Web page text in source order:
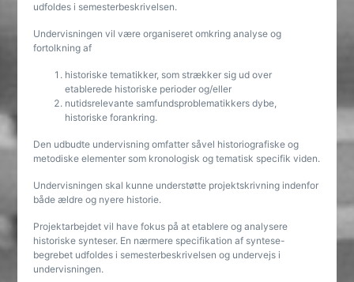
udfoldes i semesterbeskrivelsen.
Undervisningen vil være organiseret omkring analyse og
fortolkning af
historiske tematikker, som strækker sig ud over
etablerede historiske perioder og/eller
nutidsrelevante samfundsproblematikkers dybe,
historiske forankring.
Den udbudte undervisning omfatter såvel historiografiske og
metodiske elementer som kronologisk og tematisk specifik viden.
Undervisningen skal kunne understøtte projektskrivning indenfor
både ældre og nyere historie.
Projektarbejdet vil have fokus på at etablere og analysere
historiske synteser. En nærmere specifikation af syntese-
begrebet udfoldes i semesterbeskrivelsen og undervejs i
undervisningen.